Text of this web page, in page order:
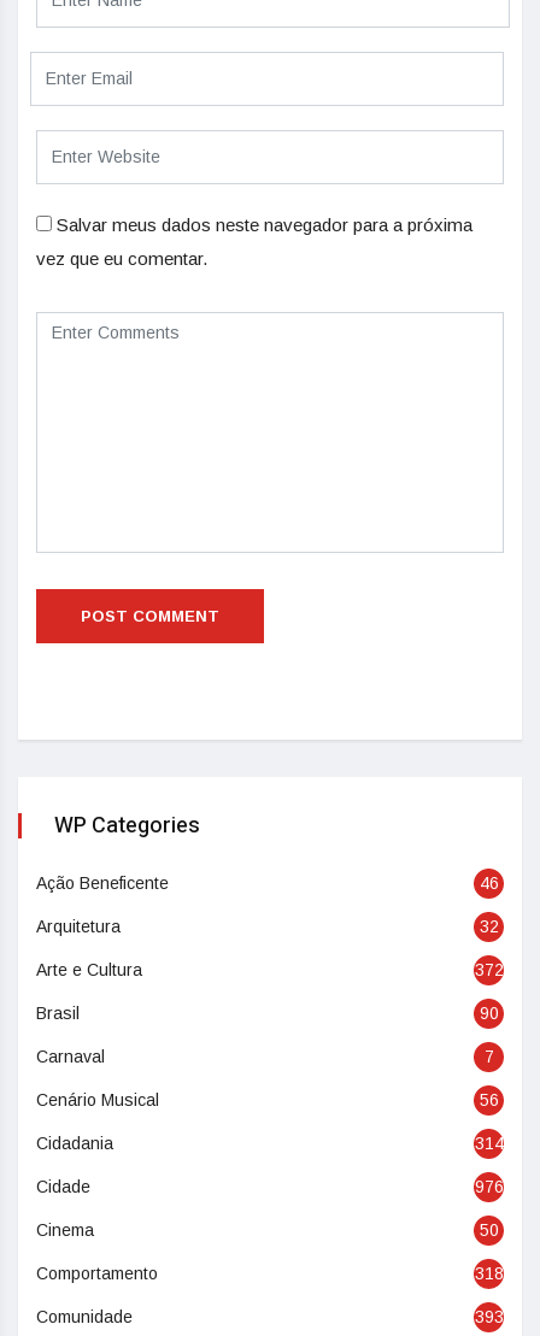
Salvar meus dados neste navegador para a próxima
vez que eu comentar.
WP Categories
Ação Beneficente 46
Arquitetura 32
Arte e Cultura 372
Brasil 90
Carnaval 7
Cenário Musical 56
Cidadania 314
Cidade 976
Cinema 50
Comportamento 318
Comunidade 393